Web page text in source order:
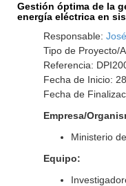
Gestión óptima de la
energía eléctrica en
Responsable:
Tipo de Proyecto/
Referencia:
Fecha de Inicio:
Fecha de
Empresa/
Ministerio
Equipo: